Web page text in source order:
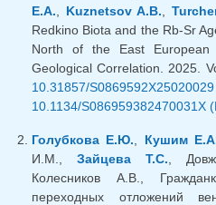
E.A.
Kuznetsov A.B. ,
Redkino Biota and the Rb-Sr
North of the East European
Geological Correlation. 2025.
10.31857/
10.1134/S086959382470031X
Голубкова Е.Ю.
Кушим
И.М., Зайцева Т.С. ,
Колесников А.В.,
переходных отложений